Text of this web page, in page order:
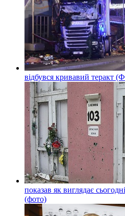
відбувся кривавий теракт
показав як виглядає
(фото)